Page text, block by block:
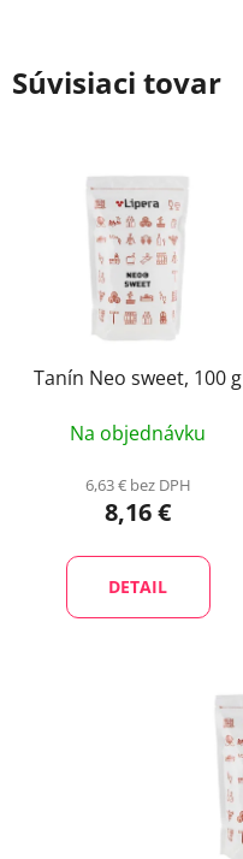
Súvisiaci tovar
Tanín Neo sweet, 100 g
Na objednávku
6,63 € bez DPH
8,16 €
DETAIL